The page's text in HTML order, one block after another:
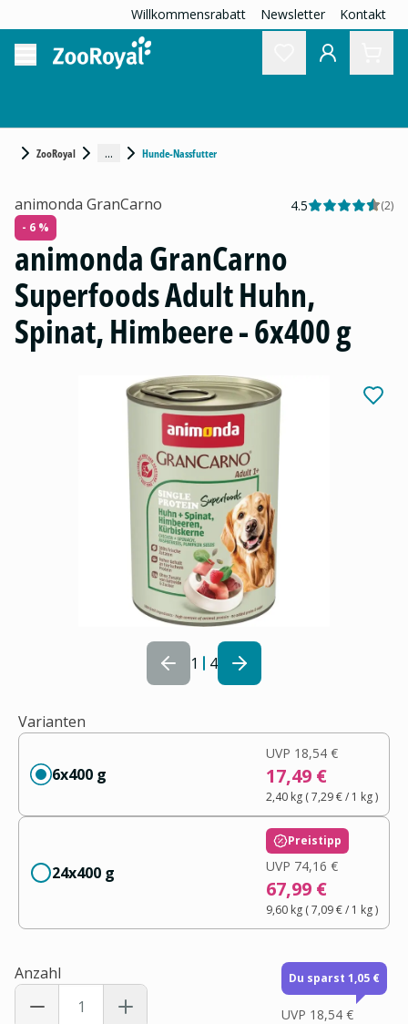
Willkommensrabatt Newsletter Kontakt
ZooRoyal ... Hunde-Nassfutter
1 4
animonda GranCarno 4.5 (2)
- 6 %
animonda GranCarno
Superfoods Adult Huhn,
Spinat, Himbeere - 6x400 g
Varianten
6x400 g
UVP 18,54 €
17,49 €
2,40 kg(7,29 €/ 1 kg)
24x400 g
Preistipp
UVP 74,16 €
67,99 €
9,60 kg(7,09 €/ 1 kg)
Anzahl Du sparst 1,05 €
UVP 18,54 €